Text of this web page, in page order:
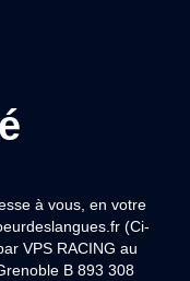
à vous, en votre
(Ci-
VPS RACING au
B 893 308